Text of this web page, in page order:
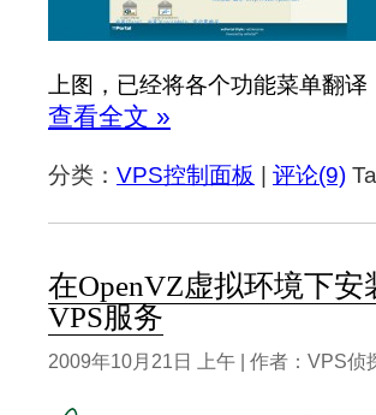
上图，已经将各个功能菜单翻
查看全文 »
分类： VPS控制面板 评论(9)
在OpenVZ虚拟环境下
VPS服务
2009年10月21日 上午 | 作者：VPS侦